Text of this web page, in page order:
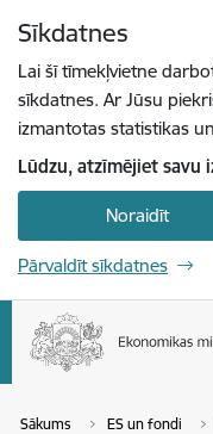
Sīkdatnes
Lai šī tīmekļvietne
sīkdatnes. Ar Jūsu
izmantotas statistikas
Lūdzu, atzīmējiet savu
Noraidīt
Pārvaldīt sīkdatnes
Sākums ES un fondi